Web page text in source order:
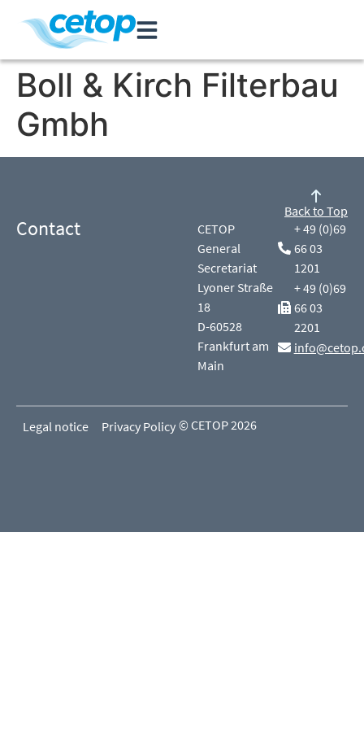
Boll & Kirch Filterbau
Gmbh
Contact
CETOP
General
Secretariat
Lyoner Straße
18
D-60528
Frankfurt am
Main
+ 49 (0)69
66 03
1201
+ 49 (0)69
66 03
2201
Back to Top
Legal notice Privacy Policy © CETOP 2026